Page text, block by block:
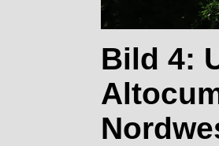
Bild 4: